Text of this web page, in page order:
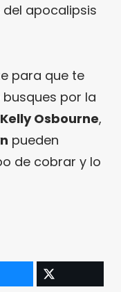
apocalipsis
para que te
por la
Kelly Osbourne,
pueden
de cobrar y lo